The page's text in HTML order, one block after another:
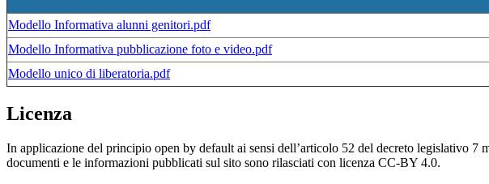
Modello Informativa alunni genitori.pdf
Modello Informativa pubblicazione foto e video.pdf
Modello unico di liberatoria.pdf
Licenza
In applicazione del principio open by default ai sensi dell’articolo 52 del decreto legislativo
documenti e le informazioni pubblicati sul sito sono rilasciati con licenza CC-BY 4.0.